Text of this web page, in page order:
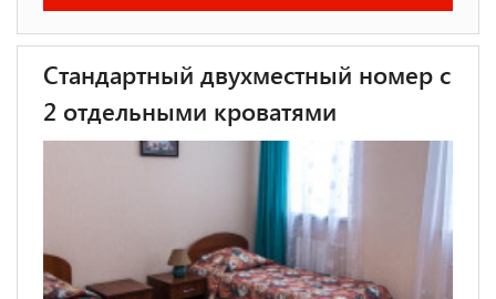
Стандартный двухместный номер с
2 отдельными кроватями